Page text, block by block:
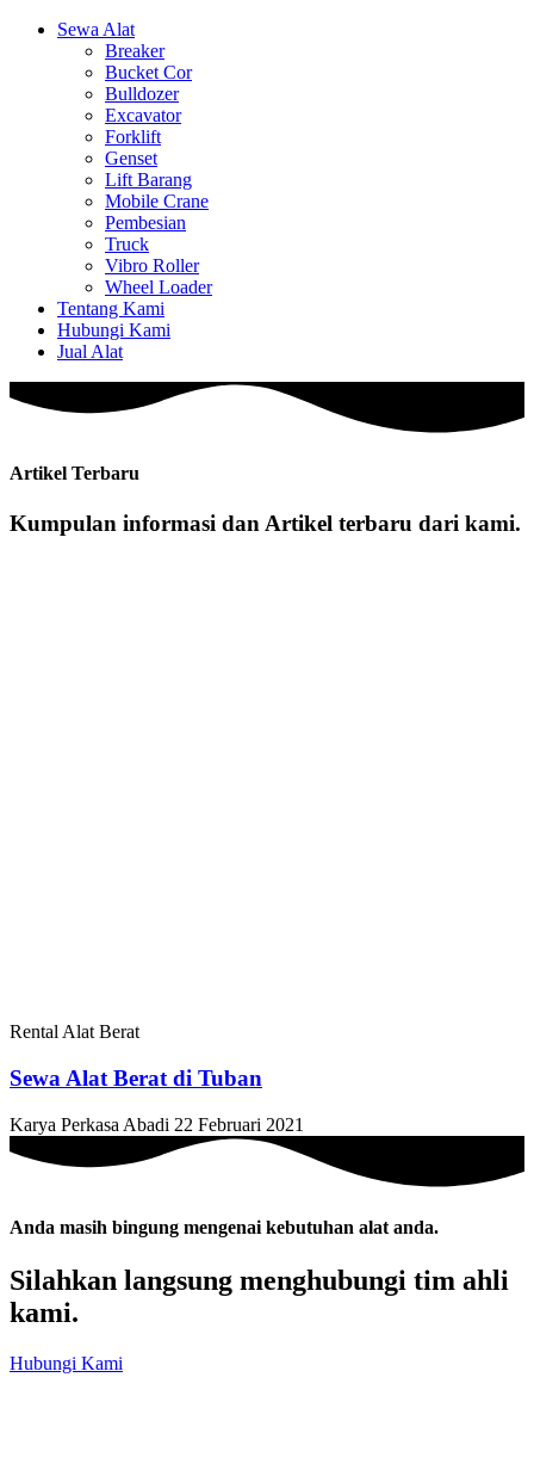
Sewa Alat
Breaker
Bucket Cor
Bulldozer
Excavator
Forklift
Genset
Lift Barang
Mobile Crane
Pembesian
Truck
Vibro Roller
Wheel Loader
Tentang Kami
Hubungi Kami
Jual Alat
Artikel Terbaru
Kumpulan informasi dan Artikel terbaru dari kami.
Rental Alat Berat
Sewa Alat Berat di Tuban
Karya Perkasa Abadi 22 Februari 2021
Anda masih bingung mengenai kebutuhan alat anda.
Silahkan langsung menghubungi tim ahli
kami.
Hubungi Kami